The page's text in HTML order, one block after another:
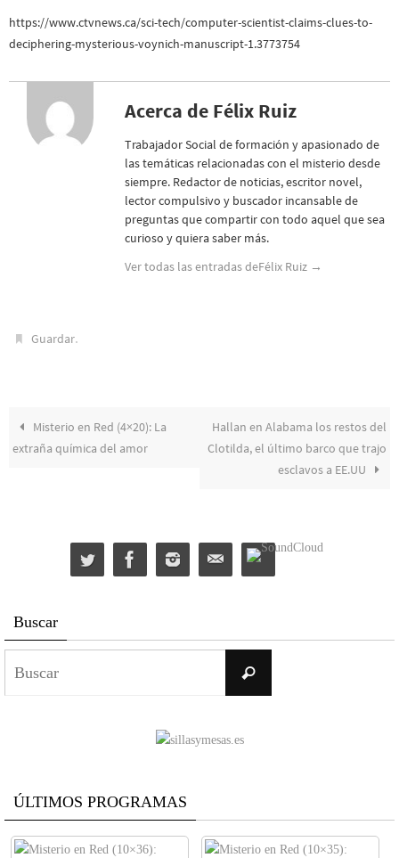
https://www.ctvnews.ca/sci-tech/computer-scientist-claims-clues-to-
deciphering-mysterious-voynich-manuscript-1.3773754
Acerca de Félix Ruiz
Trabajador Social de formación y apasionado de
las temáticas relacionadas con el misterio desde
siempre. Redactor de noticias, escritor novel,
lector compulsivo y buscador incansable de
preguntas que compartir con todo aquel que sea
curioso y quiera saber más.
Ver todas las entradas deFélix Ruiz →
Guardar.
Misterio en Red (4×20): La
extraña química del amor
Hallan en Alabama los restos del
Clotilda, el último barco que trajo
esclavos a EE.UU
Buscar
Buscar
ÚLTIMOS PROGRAMAS